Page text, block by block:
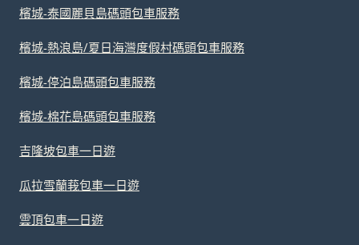
檳城-泰國麗貝島碼頭包車服務
檳城-熱浪島/夏日海灣度假村碼頭包車服務
檳城-停泊島碼頭包車服務
檳城-棉花島碼頭包車服務
吉隆坡包車一日遊
瓜拉雪蘭莪包車一日遊
雲頂包車一日遊